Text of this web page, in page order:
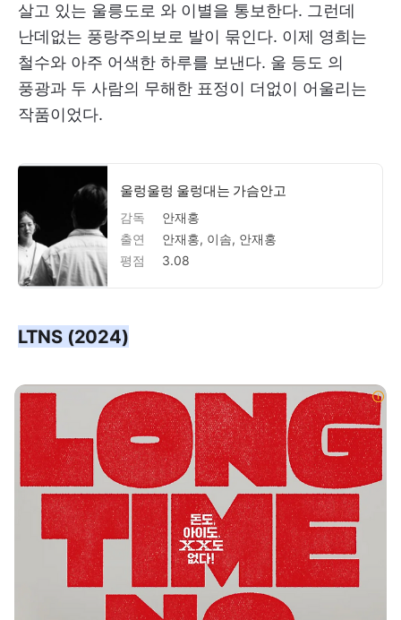
살고 있는 울릉도로 와 이별을 통보한다. 그런데
난데없는 풍랑주의보로 발이 묶인다. 이제 영희는
철수와 아주 어색한 하루를 보낸다. 울 등도 의
풍광과 두 사람의 무해한 표정이 더없이 어울리는
작품이었다.
울렁울렁 울렁대는 가슴안고
감독
안재홍
출연
안재홍, 이솜, 안재홍
평점
3.08
LTNS (2024)